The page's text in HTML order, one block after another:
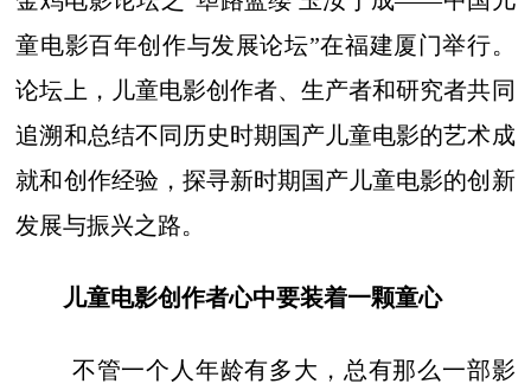
童电影百年创作与发展论坛”在福建厦门举行。
论坛上，儿童电影创作者、生产者和研究者共同
追溯和总结不同历史时期国产儿童电影的艺术成
就和创作经验，探寻新时期国产儿童电影的创新
发展与振兴之路。
儿童电影创作者心中要装着一颗童心
不管一个人年龄有多大，总有那么一部影